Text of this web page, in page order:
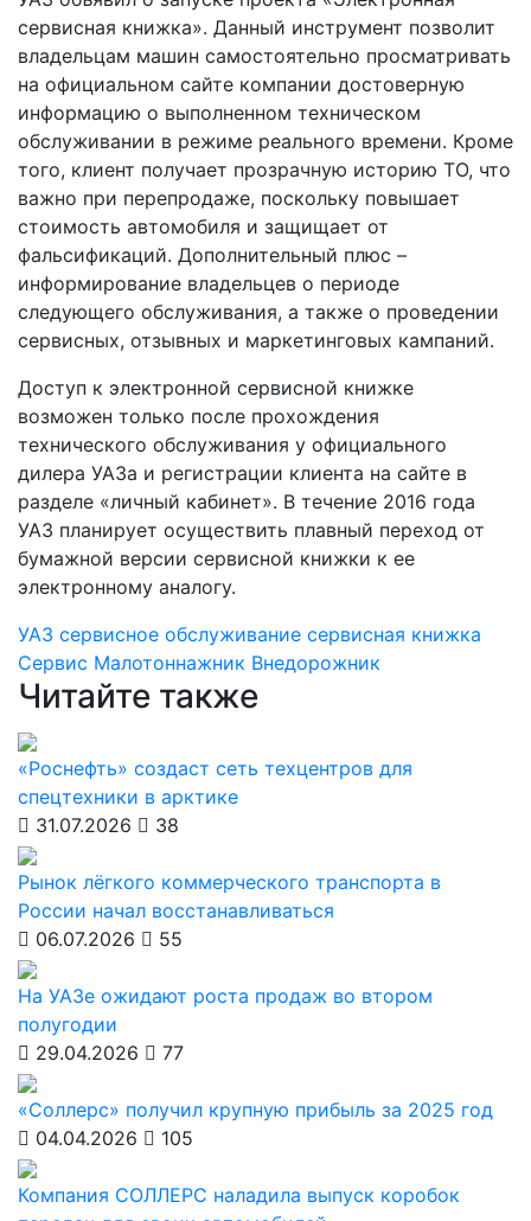
сервисная книжка». Данный инструмент позволит
владельцам машин самостоятельно просматривать
на официальном сайте компании достоверную
информацию о выполненном техническом
обслуживании в режиме реального времени. Кроме
того, клиент получает прозрачную историю ТО, что
важно при перепродаже, поскольку повышает
стоимость автомобиля и защищает от
фальсификаций. Дополнительный плюс –
информирование владельцев о периоде
следующего обслуживания, а также о проведении
сервисных, отзывных и маркетинговых кампаний.
Доступ к электронной сервисной книжке
возможен только после прохождения
технического обслуживания у официального
дилера УАЗа и регистрации клиента на сайте в
разделе «личный кабинет». В течение 2016 года
УАЗ планирует осуществить плавный переход от
бумажной версии сервисной книжки к ее
электронному аналогу.
УАЗ сервисное обслуживание сервисная книжка
Сервис Малотоннажник Внедорожник
Читайте также
«Роснефть» создаст сеть техцентров для
спецтехники в арктике
31.07.2026
38
Рынок лёгкого коммерческого транспорта в
России начал восстанавливаться
06.07.2026
55
На УАЗе ожидают роста продаж во втором
полугодии
29.04.2026
77
«Соллерс» получил крупную прибыль за 2025 год
04.04.2026
105
Компания СОЛЛЕРС наладила выпуск коробок